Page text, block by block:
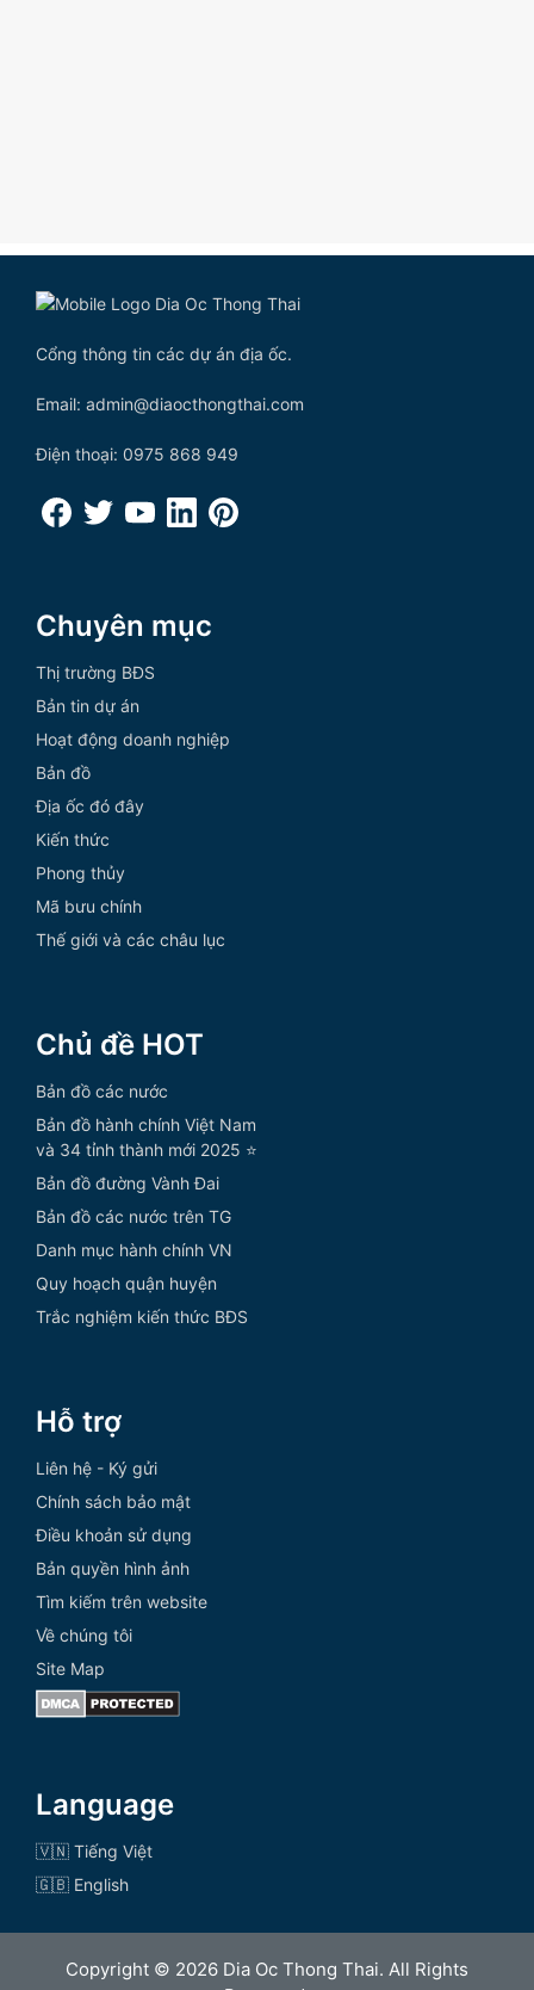
Cổng thông tin các dự án địa ốc.
Email: admin@diaocthongthai.com
Điện thoại: 0975 868 949
Chuyên mục
Thị trường BĐS
Bản tin dự án
Hoạt động doanh nghiệp
Bản đồ
Địa ốc đó đây
Kiến thức
Phong thủy
Mã bưu chính
Thế giới và các châu lục
Chủ đề HOT
Bản đồ các nước
Bản đồ hành chính Việt Nam
và 34 tỉnh thành mới 2025 ⭐
Bản đồ đường Vành Đai
Bản đồ các nước trên TG
Danh mục hành chính VN
Quy hoạch quận huyện
Trắc nghiệm kiến thức BĐS
Hỗ trợ
Liên hệ - Ký gửi
Chính sách bảo mật
Điều khoản sử dụng
Bản quyền hình ảnh
Tìm kiếm trên website
Về chúng tôi
Site Map
Language
🇻🇳 Tiếng Việt
🇬🇧 English
Copyright © 2026 Dia Oc Thong Thai. All Rights